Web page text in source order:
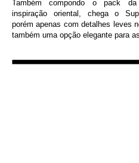
Também compondo o pack
inspiração oriental, chega o
porém apenas com detalhes leves
também uma opção elegante para